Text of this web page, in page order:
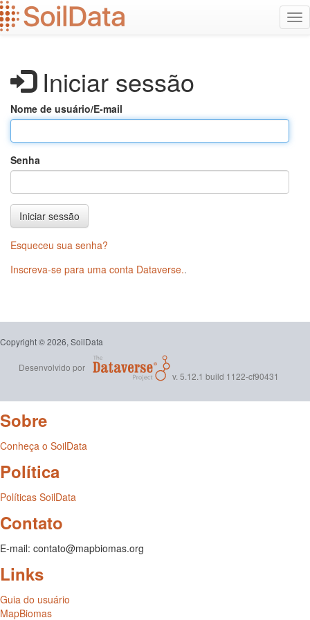
Ir
para
o
Iniciar sessão
Nome de usuário/E-mail
Senha
Iniciar sessão
Esqueceu sua senha?
Inscreva-se para uma conta Dataverse..
Copyright © 2026, SoilData
Desenvolvido por
v. 5.12.1 build 1122-cf90431
Sobre
Conheça o SoilData
Política
Políticas SoilData
Contato
E-mail: contato@mapbiomas.org
Links
Guia do usuário
MapBiomas